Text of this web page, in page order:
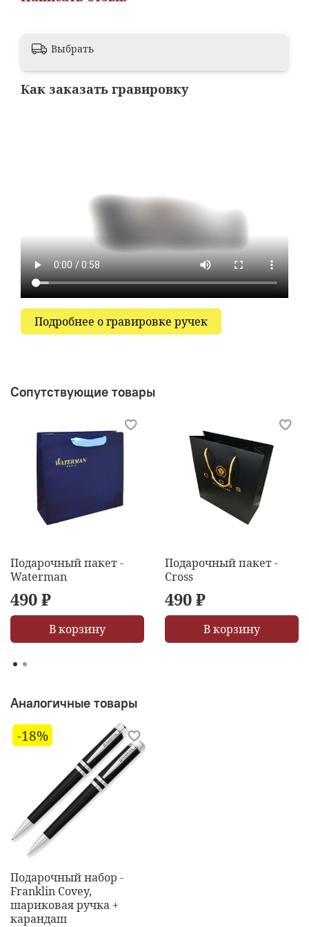
Выбрать
Как заказать гравировку
Подробнее о гравировке ручек
Сопутствующие товары
Подарочный пакет -
Waterman
490 ₽
В корзину
Подарочный пакет -
Cross
490 ₽
В корзину
Аналогичные товары
-18%
Подарочный набор -
Franklin Covey,
шариковая ручка +
карандаш